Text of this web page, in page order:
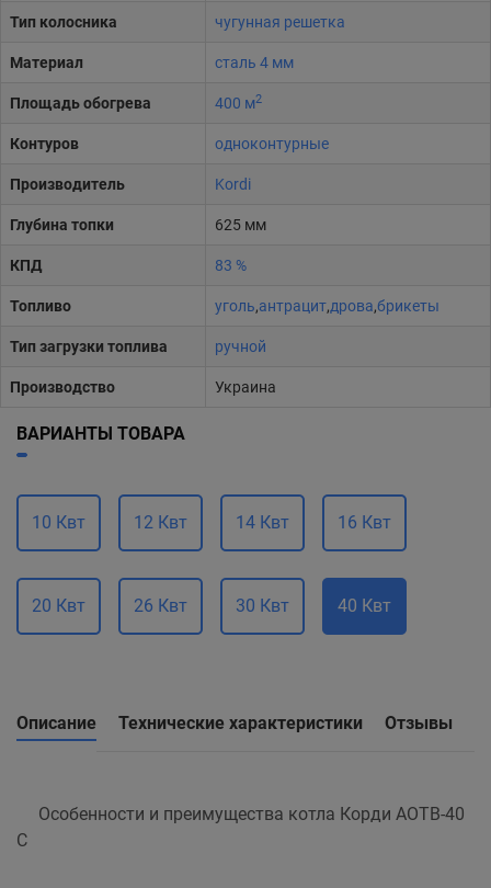
Тип колосника чугунная решетка
Материал сталь 4 мм
Площадь обогрева 400 м2
Контуров одноконтурные
Производитель Kordi
Глубина топки 625 мм
КПД 83 %
Топливо уголь,антрацит,дрова,брикеты
Тип загрузки топлива ручной
Производство Украина
ВАРИАНТЫ ТОВАРА
10 Квт 12 Квт 14 Квт 16 Квт
20 Квт 26 Квт 30 Квт 40 Квт
Описание Технические характеристики Отзывы
Особенности и преимущества котла Корди АОТВ-40
С